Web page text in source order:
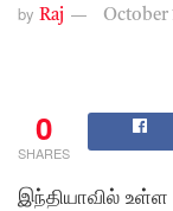
by Raj October
0
SHARES
இந்தியாவில் உள்ள